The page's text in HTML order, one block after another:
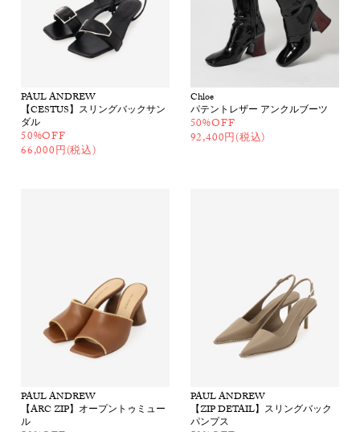
PAUL ANDREW
【CESTUS】スリングバックサン
ダル
50%OFF
66,000円(税込)
Chloe
パテントレザー アンクルブーツ
50%OFF
92,400円(税込)
PAUL ANDREW
【ARC ZIP】オープントゥミュー
ル
PAUL ANDREW
【ZIP DETAIL】スリングバック
パンプス